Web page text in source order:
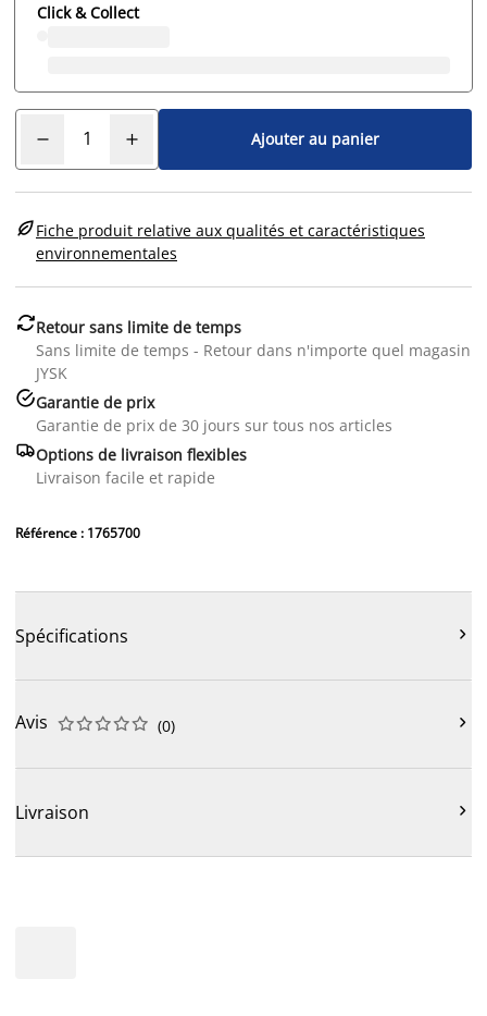
Click & Collect
Ajouter au panier
Fiche produit relative aux qualités et caractéristiques
environnementales
Retour sans limite de temps
Sans limite de temps - Retour dans n'importe quel magasin
JYSK
Garantie de prix
Garantie de prix de 30 jours sur tous nos articles
Options de livraison flexibles
Livraison facile et rapide
Référence : 1765700
Spécifications 
Avis 




 (0) 
Livraison 